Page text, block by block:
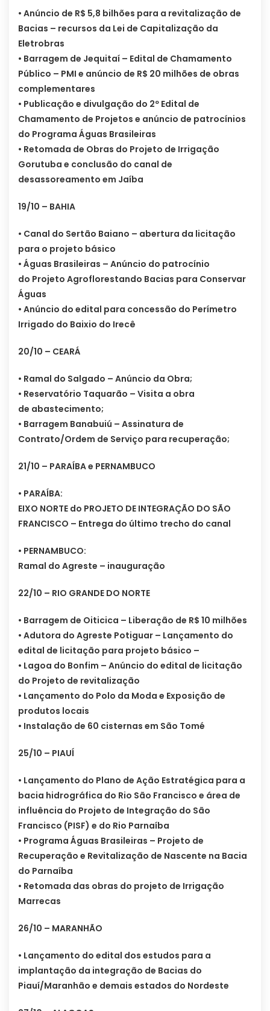
• Anúncio de R$ 5,8 bilhões para a revitalização de
Bacias – recursos da Lei de Capitalização da
Eletrobras
• Barragem de Jequitaí – Edital de Chamamento
Público – PMI e anúncio de R$ 20 milhões de obras
complementares
• Publicação e divulgação do 2º Edital de
Chamamento de Projetos e anúncio de patrocínios
do Programa Águas Brasileiras
• Retomada de Obras do Projeto de Irrigação
Gorutuba e conclusão do canal de
desassoreamento em Jaíba
19/10 – BAHIA
• Canal do Sertão Baiano – abertura da licitação
para o projeto básico
• Águas Brasileiras – Anúncio do patrocínio
do Projeto Agroflorestando Bacias para Conservar
Águas
• Anúncio do edital para concessão do Perímetro
Irrigado do Baixio do Irecê
20/10 – CEARÁ
• Ramal do Salgado – Anúncio da Obra;
• Reservatório Taquarão – Visita a obra
de abastecimento;
• Barragem Banabuiú – Assinatura de
Contrato/Ordem de Serviço para recuperação;
21/10 – PARAÍBA e PERNAMBUCO
• PARAÍBA:
EIXO NORTE do PROJETO DE INTEGRAÇÃO DO SÃO
FRANCISCO – Entrega do último trecho do canal
• PERNAMBUCO:
Ramal do Agreste – inauguração
22/10 – RIO GRANDE DO NORTE
• Barragem de Oiticica – Liberação de R$ 10 milhões
• Adutora do Agreste Potiguar – Lançamento do
edital de licitação para projeto básico –
• Lagoa do Bonfim – Anúncio do edital de licitação
do Projeto de revitalização
• Lançamento do Polo da Moda e Exposição de
produtos locais
• Instalação de 60 cisternas em São Tomé
25/10 – PIAUÍ
• Lançamento do Plano de Ação Estratégica para a
bacia hidrográfica do Rio São Francisco e área de
influência do Projeto de Integração do São
Francisco (PISF) e do Rio Parnaíba
• Programa Águas Brasileiras – Projeto de
Recuperação e Revitalização de Nascente na Bacia
do Parnaíba
• Retomada das obras do projeto de Irrigação
Marrecas
26/10 – MARANHÃO
• Lançamento do edital dos estudos para a
implantação da integração de Bacias do
Piauí/Maranhão e demais estados do Nordeste